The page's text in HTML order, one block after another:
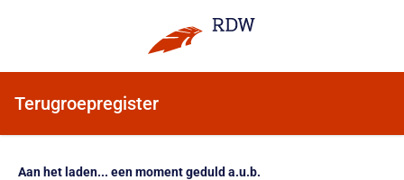
Terugroepregister
Aan het laden... een moment geduld a.u.b.